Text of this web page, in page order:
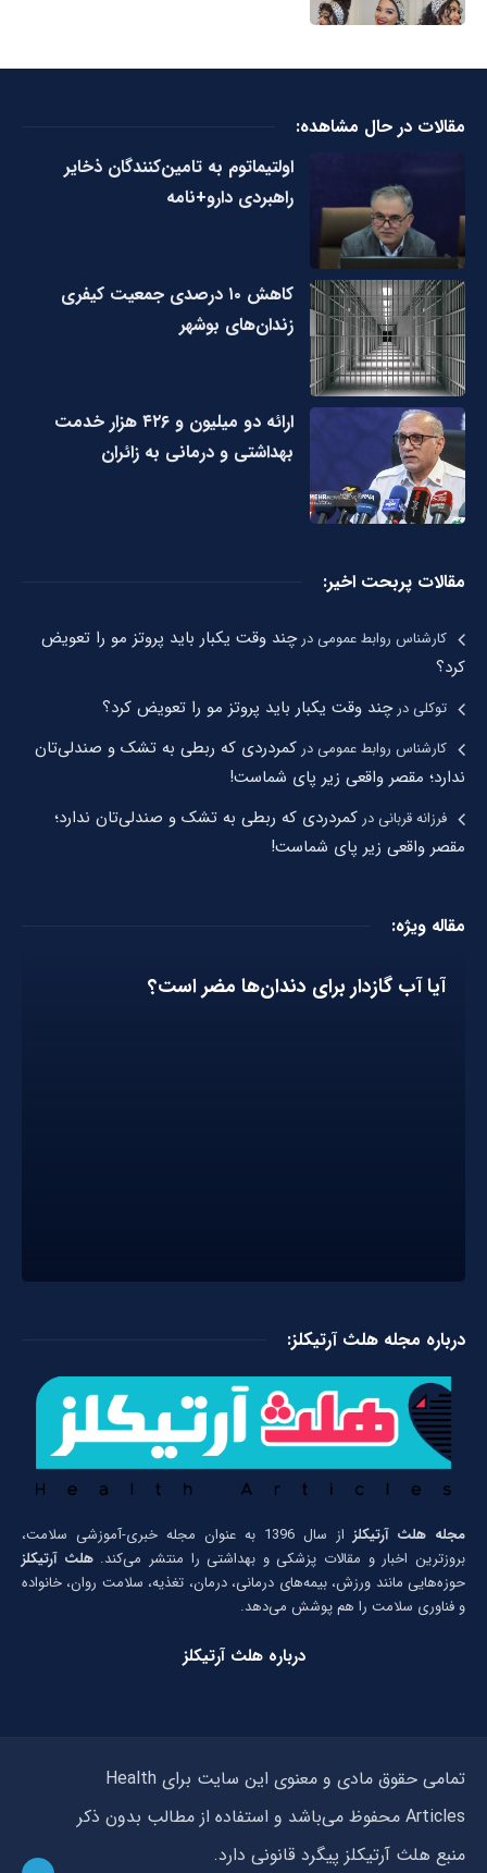
مقالات در حال مشاهده:
اولتیماتوم به تامین‌کنندگان ذخایر
راهبردی دارو+نامه
کاهش ۱۰ درصدی جمعیت کیفری
زندان‌های بوشهر
ارائه دو میلیون و ۴۲۶ هزار خدمت
بهداشتی و درمانی به زائران
مقالات پربحت اخیر:
کارشناس روابط عمومیدرچند وقت یکبار باید پروتز مو را تعویض
کرد؟
توکلیدرچند وقت یکبار باید پروتز مو را تعویض کرد؟
کارشناس روابط عمومیدر کمردردی که ربطی به تشک و صندلی‌تان
ندارد؛ مقصر واقعی زیر پای شماست!
فرزانه قربانیدر کمردردی که ربطی به تشک و صندلی‌تان ندارد؛
مقصر واقعی زیر پای شماست!
مقاله ویژه:
آیا آب گازدار برای دندان‌ها مضر است؟
درباره مجله هلث آرتیکلز:
مجله هلث آرتیکلز
از سال 1396 به عنوان مجله خبری-آموزشی سلامت،
بروزترین اخبار و مقالات پزشکی و بهداشتی را منتشر می‌کند.هلث آرتیکلز
حوزه‌هایی مانند ورزش، بیمه‌های درمانی، درمان، تغذیه، سلامت روان، خانواده
و فناوری سلامت را هم پوشش می‌دهد.
درباره هلث آرتیکلز
تمامی حقوق مادی و معنوی این سایت برای Health
Articles محفوظ می‌باشد و استفاده از مطالب بدون ذکر
منبع هلث آرتیکلز پیگرد قانونی دارد.